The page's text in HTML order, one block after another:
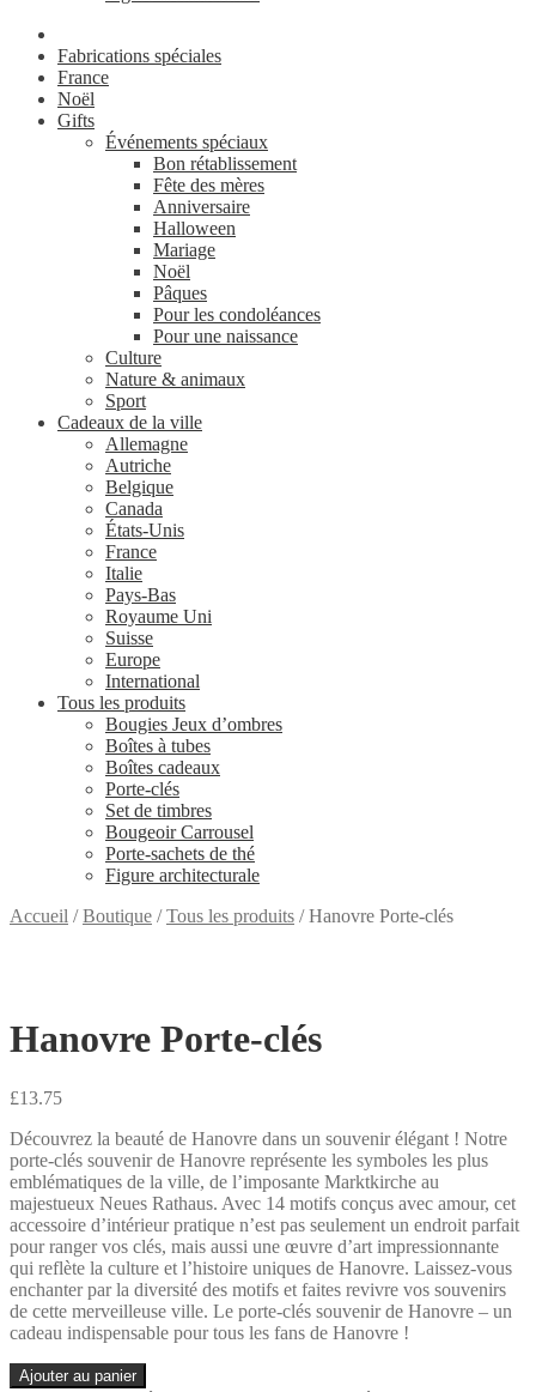
Fabrications spéciales
France
Noël
Gifts
Événements spéciaux
Bon rétablissement
Fête des mères
Anniversaire
Halloween
Mariage
Noël
Pâques
Pour les condoléances
Pour une naissance
Culture
Nature & animaux
Sport
Cadeaux de la ville
Allemagne
Autriche
Belgique
Canada
États-Unis
France
Italie
Pays-Bas
Royaume Uni
Suisse
Europe
International
Tous les produits
Bougies Jeux d’ombres
Boîtes à tubes
Boîtes cadeaux
Porte-clés
Set de timbres
Bougeoir Carrousel
Porte-sachets de thé
Figure architecturale
Accueil /Boutique /Tous les produits /Hanovre Porte-clés
Hanovre Porte-clés
£13.75
Découvrez la beauté de Hanovre dans un souvenir élégant ! Notre
porte-clés souvenir de Hanovre représente les symboles les plus
emblématiques de la ville, de l’imposante Marktkirche au
majestueux Neues Rathaus. Avec 14 motifs conçus avec amour, cet
accessoire d’intérieur pratique n’est pas seulement un endroit parfait
pour ranger vos clés, mais aussi une œuvre d’art impressionnante
qui reflète la culture et l’histoire uniques de Hanovre. Laissez-vous
enchanter par la diversité des motifs et faites revivre vos souvenirs
de cette merveilleuse ville. Le porte-clés souvenir de Hanovre – un
cadeau indispensable pour tous les fans de Hanovre !
quantité
Ajouter au panier